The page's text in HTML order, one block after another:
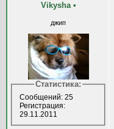
Vikysha •
джип
Статистика:
Сообщений: 25
Регистрация:
29.11.2011